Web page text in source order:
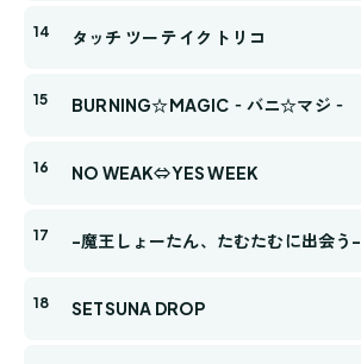
タッチ ツー テイク トリコ
BURNING☆MAGIC‐バニ☆マジ‐
NO WEAK⇔YES WEEK
-魔王しょーたん、たむたむに出会う-
SETSUNA DROP